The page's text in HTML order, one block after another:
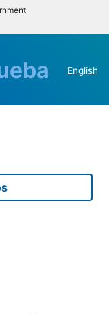
English